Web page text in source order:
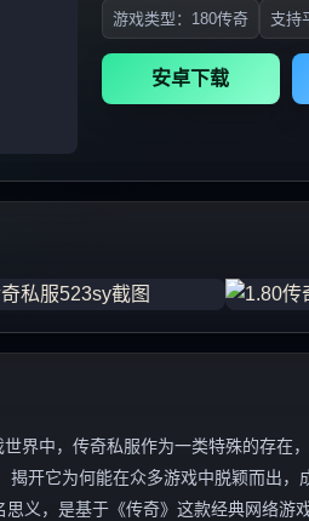
游戏类型：180传奇 支持
安卓下载
界中，传奇私服作为一类特殊的存在
揭开它为何能在众多游戏中脱颖而出
义，是基于《传奇》这款经典网络游